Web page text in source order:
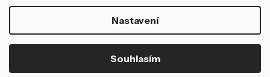
Nastavení
Souhlasím
Sledovat na Instagramu
Vytvořil Shoptet
Všechna práva vyhrazena.